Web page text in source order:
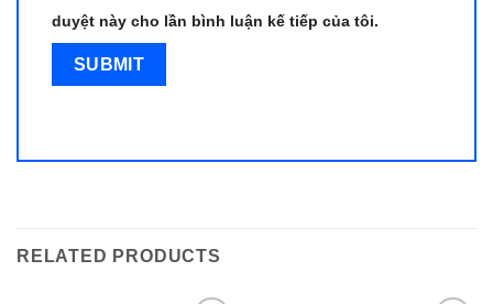
duyệt này cho lần bình luận kế tiếp của tôi.
RELATED PRODUCTS